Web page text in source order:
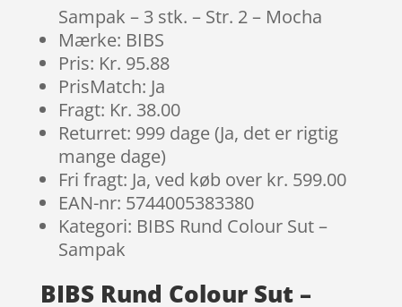
Sampak – 3 stk. – Str. 2 – Mocha
Mærke: BIBS
Pris: Kr. 95.88
PrisMatch: Ja
Fragt: Kr. 38.00
Returret: 999 dage (Ja, det er rigtig
mange dage)
Fri fragt: Ja, ved køb over kr. 599.00
EAN-nr: 5744005383380
Kategori: BIBS Rund Colour Sut –
Sampak
BIBS Rund Colour Sut –